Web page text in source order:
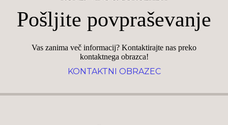
Pošljite povpraševanje
Vas zanima več informacij? Kontaktirajte nas preko
kontaktnega obrazca!
KONTAKTNI OBRAZEC